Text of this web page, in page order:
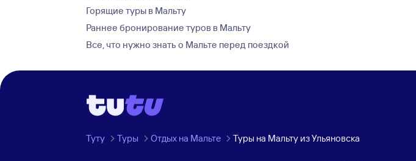
Горящие туры в Мальту
Раннее бронирование туров в Мальту
Все, что нужно знать о Мальте перед поездкой
Туту Туры Отдых на Мальте Туры на Мальту из Ульяновска